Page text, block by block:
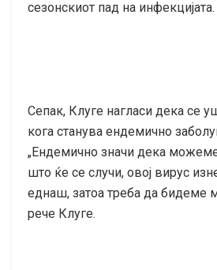
сезонскиот пад на инфекцијата.
Сепак, Клуге нагласи дека се
кога станува ендемично
„Ендемично значи дека
што ќе се случи, овој вирус
еднаш, затоа треба да бидеме
рече Клуге.